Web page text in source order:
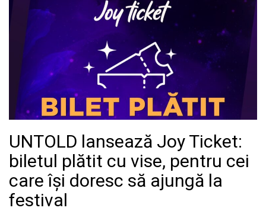
UNTOLD lansează Joy Ticket:
biletul plătit cu vise, pentru cei
care își doresc să ajungă la
festival